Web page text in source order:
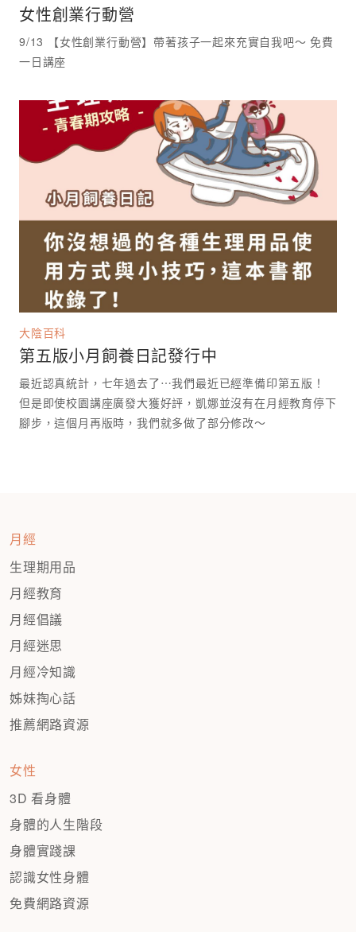
女性創業行動營
9/13 【女性創業行動營】帶著孩子一起來充實自我吧～ 免費
大陰百科
第五版小月飼養日記發行中
最近認真統計，七年過去了⋯我們最近已經準備印第五版！
但是即使校園講座廣發大獲好評，凱娜並沒有在月經教育停下
腳步，這個月再版時，我們就多做了部分修改～
月經
生理期用品
月經教育
月經倡議
月經迷思
月經冷知識
姊妹掏心話
推薦網路資源
女性
3D 看身體
身體的人生階段
身體實踐課
認識女性身體
免費網路資源